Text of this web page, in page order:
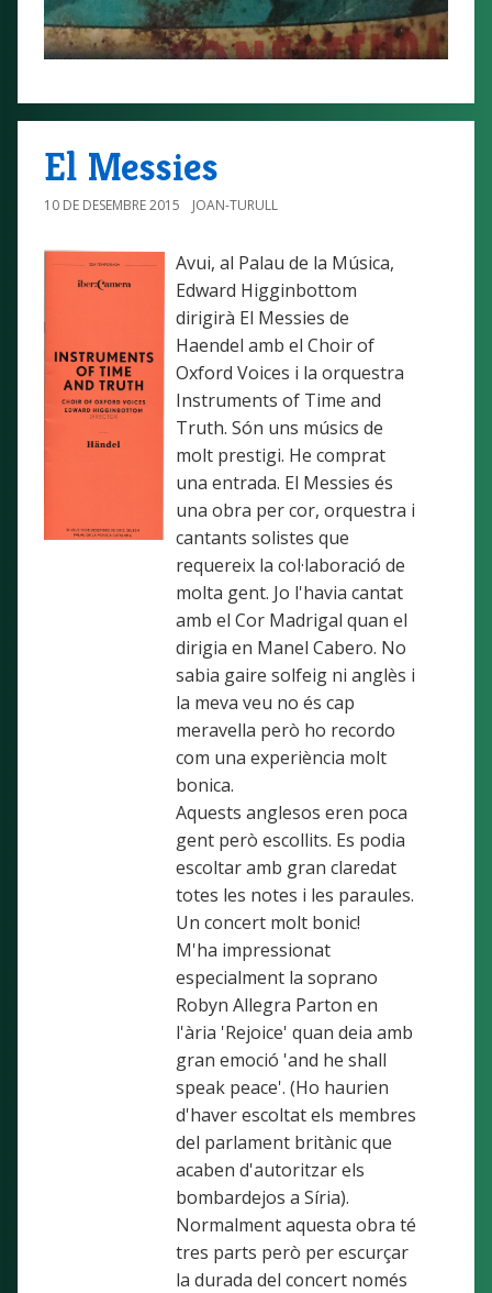
El Messies
10 DE DESEMBRE 2015 JOAN-TURULL
Avui, al Palau de la Música,
Edward Higginbottom
dirigirà El Messies de
Haendel amb el Choir of
Oxford Voices i la orquestra
Instruments of Time and
Truth. Són uns músics de
molt prestigi. He comprat
una entrada. El Messies és
una obra per cor, orquestra i
cantants solistes que
requereix la col·laboració de
molta gent. Jo l'havia cantat
amb el Cor Madrigal quan el
dirigia en Manel Cabero. No
sabia gaire solfeig ni anglès i
la meva veu no és cap
meravella però ho recordo
com una experiència molt
bonica.
Aquests anglesos eren poca
gent però escollits. Es podia
escoltar amb gran claredat
totes les notes i les paraules.
Un concert molt bonic!
M'ha impressionat
especialment la soprano
Robyn Allegra Parton en
l'ària 'Rejoice' quan deia amb
gran emoció 'and he shall
speak peace'. (Ho haurien
d'haver escoltat els membres
del parlament britànic que
acaben d'autoritzar els
bombardejos a Síria).
Normalment aquesta obra té
tres parts però per escurçar
la durada del concert només